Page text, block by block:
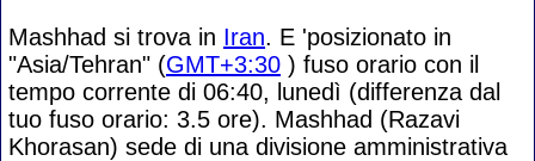
Mashhad si trova in Iran. E 'posizionato in
"Asia/Tehran" (GMT+3:30 ) fuso orario con il
tempo corrente di 06:40, lunedì (differenza dal
tuo fuso orario: 3.5 ore). Mashhad (Razavi
Khorasan) sede di una divisione amministrativa